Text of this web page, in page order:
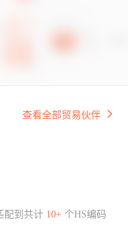
查看全部贸易伙伴
配到共计 10+个HS编码